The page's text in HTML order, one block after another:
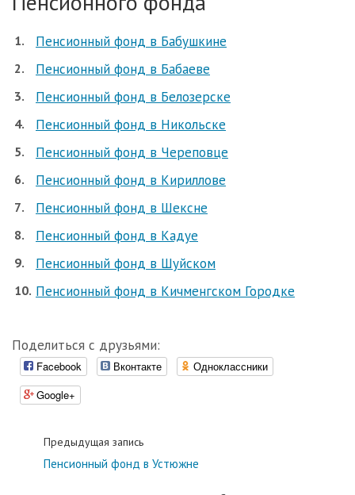
Пенсионный фонд в Бабушкине
Пенсионный фонд в Бабаеве
Пенсионный фонд в Белозерске
Пенсионный фонд в Никольске
Пенсионный фонд в Череповце
Пенсионный фонд в Кириллове
Пенсионный фонд в Шексне
Пенсионный фонд в Кадуе
Пенсионный фонд в Шуйском
Пенсионный фонд в Кичменгском Городке
Поделиться с друзьями:
Facebook Вконтакте
Одноклассники
Google+
Предыдущая запись
Пенсионный фонд в Устюжне